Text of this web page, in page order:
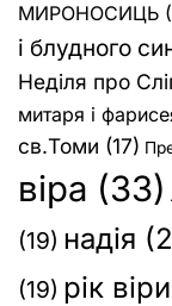
МИРОНОСИЦЬ
і блудного
Неділя про
митаря і
св.Томи (17)
віра (33)
(19) надія
(19) рік віри